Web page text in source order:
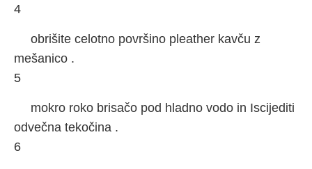
4
obrišite celotno površino pleather kavču z
mešanico .
5
mokro roko brisačo pod hladno vodo in Iscijediti
odvečna tekočina .
6